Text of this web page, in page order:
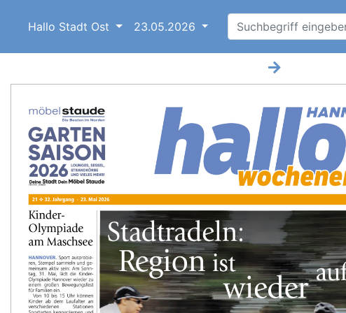
Hallo Stadt Ost 23.05.2026